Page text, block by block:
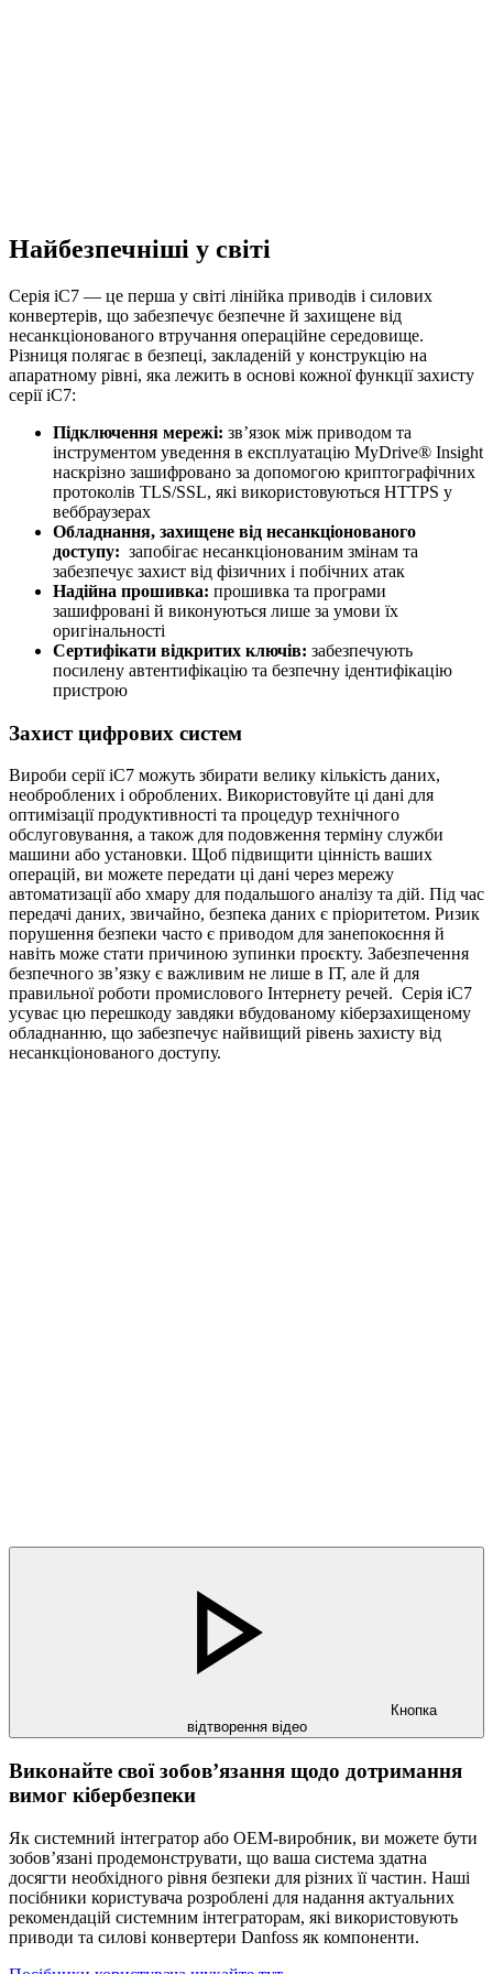
Найбезпечніші у світі
Серія iC7 — це перша у світі лінійка приводів і силових
конвертерів, що забезпечує безпечне й захищене від
несанкціонованого втручання операційне середовище.
Різниця полягає в безпеці, закладеній у конструкцію на
апаратному рівні, яка лежить в основі кожної функції захисту
серії iC7:
Підключення мережі: зв’язок між приводом та
інструментом уведення в експлуатацію MyDrive® Insight
наскрізно зашифровано за допомогою криптографічних
протоколів TLS/SSL, які використовуються HTTPS у
веббраузерах
Обладнання, захищене від несанкціонованого
доступу: запобігає несанкціонованим змінам та
забезпечує захист від фізичних і побічних атак
Надійна прошивка: прошивка та програми
зашифровані й виконуються лише за умови їх
оригінальності
Сертифікати відкритих ключів: забезпечують
посилену автентифікацію та безпечну ідентифікацію
пристрою
Захист цифрових систем
Вироби серії iC7 можуть збирати велику кількість даних,
необроблених і оброблених. Використовуйте ці дані для
оптимізації продуктивності та процедур технічного
обслуговування, а також для подовження терміну служби
машини або установки. Щоб підвищити цінність ваших
операцій, ви можете передати ці дані через мережу
автоматизації або хмару для подальшого аналізу та дій. Під час
передачі даних, звичайно, безпека даних є пріоритетом. Ризик
порушення безпеки часто є приводом для занепокоєння й
навіть може стати причиною зупинки проєкту. Забезпечення
безпечного зв’язку є важливим не лише в ІТ, але й для
правильної роботи промислового Інтернету речей. Серія iC7
усуває цю перешкоду завдяки вбудованому кіберзахищеному
обладнанню, що забезпечує найвищий рівень захисту від
несанкціонованого доступу.
Кнопка
відтворення відео
Виконайте свої зобов’язання щодо дотримання
вимог кібербезпеки
Як системний інтегратор або OEM-виробник, ви можете бути
зобов’язані продемонструвати, що ваша система здатна
досягти необхідного рівня безпеки для різних її частин. Наші
посібники користувача розроблені для надання актуальних
рекомендацій системним інтеграторам, які використовують
приводи та силові конвертери Danfoss як компоненти.